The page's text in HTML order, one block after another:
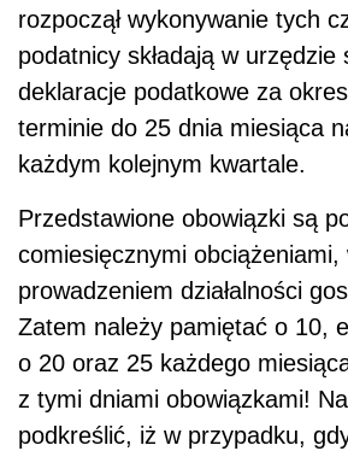
rozpoczął wykonywanie tych
podatnicy składają w urzędzie
deklaracje podatkowe za
terminie do 25 dnia miesiąca
każdym kolejnym kwartale.
Przedstawione obowiązki są
comiesięcznymi obciążeniami,
prowadzeniem działalności
Zatem należy pamiętać o 10,
o 20 oraz 25 każdego
z tymi dniami obowiązkami!
podkreślić, iż w przypadku,